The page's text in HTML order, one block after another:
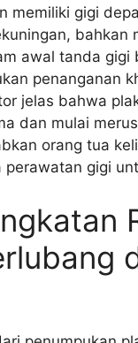
memiliki gigi
bahkan
awal tanda gigi
penanganan
jelas bahwa
dan mulai
orang tua
perawatan gigi